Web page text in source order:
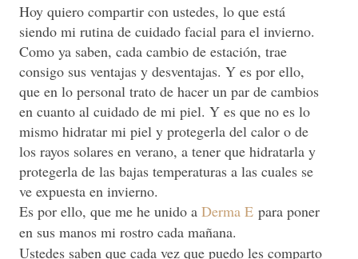
Hoy quiero compartir con ustedes, lo que está
siendo mi rutina de cuidado facial para el invierno.
Como ya saben, cada cambio de estación, trae
consigo sus ventajas y desventajas. Y es por ello,
que en lo personal trato de hacer un par de cambios
en cuanto al cuidado de mi piel. Y es que no es lo
mismo hidratar mi piel y protegerla del calor o de
los rayos solares en verano, a tener que hidratarla y
protegerla de las bajas temperaturas a las cuales se
ve expuesta en invierno.
Es por ello, que me he unido a Derma E para poner
en sus manos mi rostro cada mañana.
Ustedes saben que cada vez que puedo les comparto